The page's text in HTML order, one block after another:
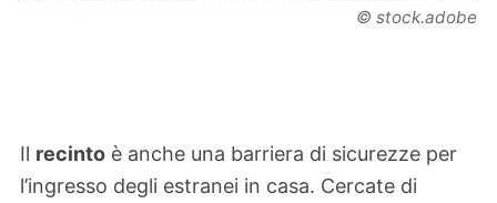
© stock.adobe
Il recinto è anche una barriera di sicurezze per
l’ingresso degli estranei in casa. Cercate di